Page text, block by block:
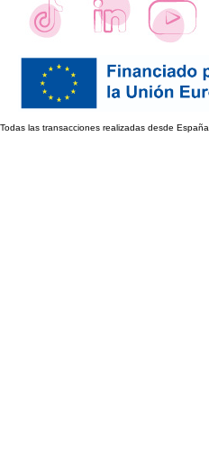
Todas las transacciones realizadas desde España